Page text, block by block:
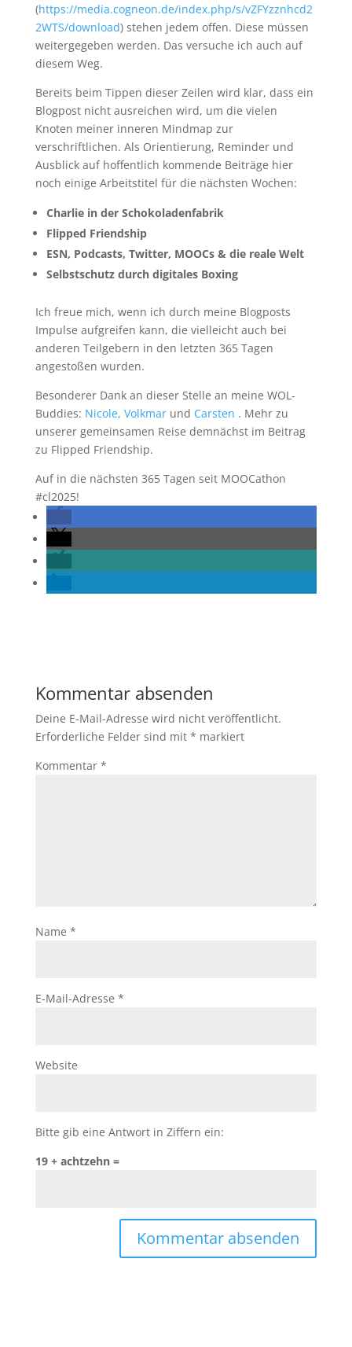
(https://media.cogneon.de/index.php/s/vZFYzznhcd2
2WTS/download) stehen jedem offen. Diese müssen
weitergegeben werden. Das versuche ich auch auf
diesem Weg.
Bereits beim Tippen dieser Zeilen wird klar, dass ein
Blogpost nicht ausreichen wird, um die vielen
Knoten meiner inneren Mindmap zur
verschriftlichen. Als Orientierung, Reminder und
Ausblick auf hoffentlich kommende Beiträge hier
noch einige Arbeitstitel für die nächsten Wochen:
Charlie in der Schokoladenfabrik
Flipped Friendship
ESN, Podcasts, Twitter, MOOCs & die reale Welt
Selbstschutz durch digitales Boxing
Ich freue mich, wenn ich durch meine Blogposts
Impulse aufgreifen kann, die vielleicht auch bei
anderen Teilgebern in den letzten 365 Tagen
angestoßen wurden.
Besonderer Dank an dieser Stelle an meine WOL-
Buddies: Nicole, Volkmarund Carsten . Mehr zu
unserer gemeinsamen Reise demnächst im Beitrag
zu Flipped Friendship.
Auf in die nächsten 365 Tagen seit MOOCathon
#cl2025!
Kommentar absenden
Deine E-Mail-Adresse wird nicht veröffentlicht.
Erforderliche Felder sind mit * markiert
Kommentar *
Name *
E-Mail-Adresse *
Website
Bitte gib eine Antwort in Ziffern ein:
19 + achtzehn =